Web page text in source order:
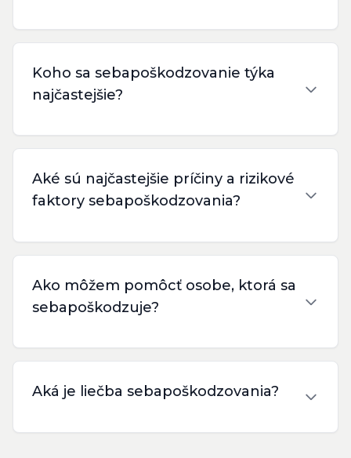
Koho sa sebapoškodzovanie týka
najčastejšie?
Aké sú najčastejšie príčiny a rizikové
faktory sebapoškodzovania?
Ako môžem pomôcť osobe, ktorá sa
sebapoškodzuje?
Aká je liečba sebapoškodzovania?